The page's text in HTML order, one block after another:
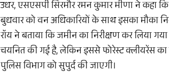
उधर, एसएसपी सिरमौर रमन कुमार मीणा ने कहा
बुधवार को वन अधिकारियों के साथ इसका मौका
रॉय ने बताया कि जमीन का निरीक्षण कर लिया
चयनित की गई है, लेकिन इससे फोरेस्ट क्लीयरेंस का
पुलिस विभाग को सुपुर्द की जाएगी।